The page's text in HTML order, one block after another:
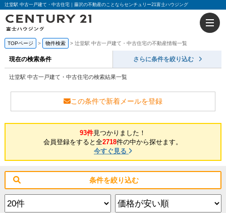
辻堂駅 中古一戸建て・中古住宅｜藤沢の不動産のことならセンチュリー21富士ハウジング
TOPページ 物件検索 辻堂駅 中古一戸建て・中古住宅の不動産情報一覧
現在の検索条件 さらに条件を絞り込む
辻堂駅 中古一戸建て・中古住宅の検索結果一覧
この条件で新着メールを登録
93件見つかりました！
会員登録をすると全2718件の中から探せます。
今すぐ見る
条件を絞り込む